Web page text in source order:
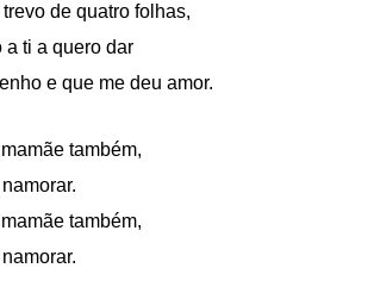
de quatro folhas,
a ti a quero dar
e que me deu amor.
também,
também,